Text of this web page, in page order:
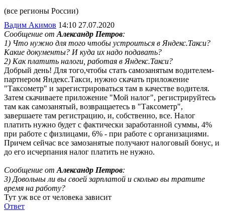
(все регионы России)
Вадим Акимов 14:10 27.07.2020
Сообщение от Александр Петров:
1) Что нужно для того чтобы устроиться в Яндекс.Такси?
Какие документы? И куда их надо подавать?
2) Как платить налоги, работая в Яндекс.Такси?
Добрый день! Для того,чтобы стать самозанятым водителем-
партнером Яндекс.Такси, нужно скачать приложение
"Таксометр" и зарегистрироваться там в качестве водителя.
Затем скачиваете приложение "Мой налог", регистрируйтесь
там как самозанятый, возвращаетесь в "Таксометр",
завершаете там регистрацию, и, собственно, все. Налог
платить нужно будет с фактически заработанной суммы, 4%
при работе с физлицами, 6% - при работе с организациями.
Причем сейчас все замозанятые получают налоговый бонус, и
до его исчерпания налог платить не нужно.
Сообщение от Александр Петров:
3) Довольны ли вы своей зарплатой и сколько вы тратите
время на работу?
Тут уж все от человека зависит
Ответ